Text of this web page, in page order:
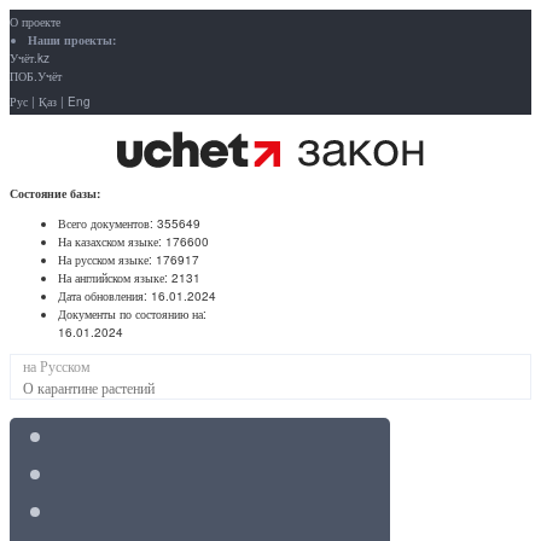
О проекте
Наши проекты:
Учёт.kz
ПОБ.Учёт
Рус | Қаз | Eng
Состояние базы:
Всего документов: 355649
На казахском языке: 176600
На русском языке: 176917
На английском языке: 2131
Дата обновления: 16.01.2024
Документы по состоянию на:
16.01.2024
на Русском
О карантине растений